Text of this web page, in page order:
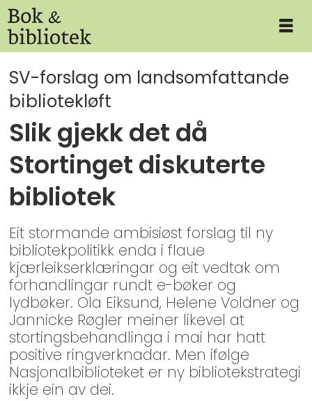
SV-forslag om landsomfattande
bibliotekløft
Slik gjekk det då
Stortinget diskuterte
bibliotek
Eit stormande ambisiøst forslag til ny
bibliotekpolitikk enda i flaue
kjærleikserklæringar og eit vedtak om
forhandlingar rundt e-bøker og
lydbøker. Ola Eiksund, Helene Voldner og
Jannicke Røgler meiner likevel at
stortingsbehandlinga i mai har hatt
positive ringverknadar. Men ifølge
Nasjonalbiblioteket er ny bibliotekstrategi
ikkje ein av dei.